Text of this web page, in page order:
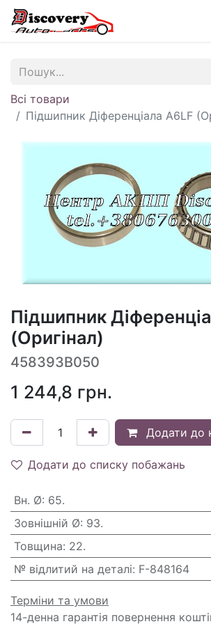
Всі товари
Підшипник Діференціала A6LF
Підшипник
(Оригінал)
458393B050
1 244,8 грн.
Додати до
Додати до списку побажань
Вн. Ø: 65.
Зовнішній Ø: 93.
Товщина: 22.
№ відлитий на деталі: F-848164
Терміни та умови
14-денна гарантія повернення